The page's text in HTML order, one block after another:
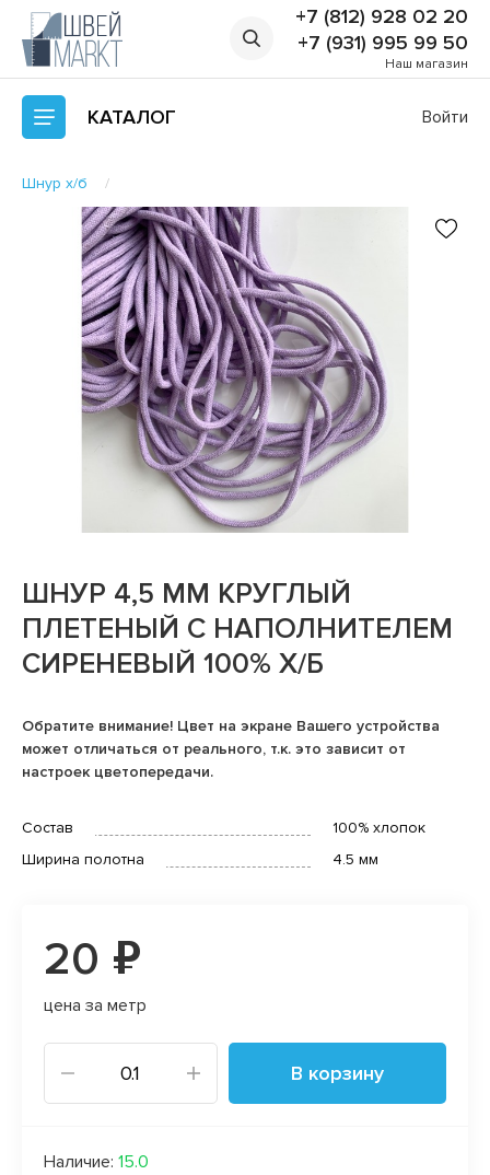
+7 (812) 928 02 20
+7 (931) 995 99 50
Наш магазин
КАТАЛОГ Войти
Шнур х/б
ШНУР 4,5 ММ КРУГЛЫЙ
ПЛЕТЕНЫЙ С НАПОЛНИТЕЛЕМ
СИРЕНЕВЫЙ 100% Х/Б
Обратите внимание! Цвет на экране Вашего устройства
может отличаться от реального, т.к. это зависит от
настроек цветопередачи.
Состав
100% хлопок
Ширина полотна
4.5 мм
20 ₽
цена за метр
В корзину
Наличие: 15.0